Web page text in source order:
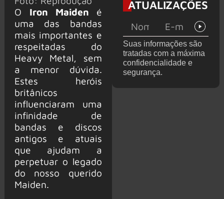
O Iron Maiden é
uma das bandas
mais importantes e
respeitadas do
Heavy Metal, sem
a menor dúvida.
Estes heróis
britânicos
influenciaram uma
infinidade de
bandas e discos
antigos e atuais
que ajudam a
perpetuar o legado
do nosso querido
Maiden.
levanta
de de
deixar os
palcos
ATUALIZAÇÕES
Suas informações são
tratadas com a máxima
confidencialidade e
segurança.